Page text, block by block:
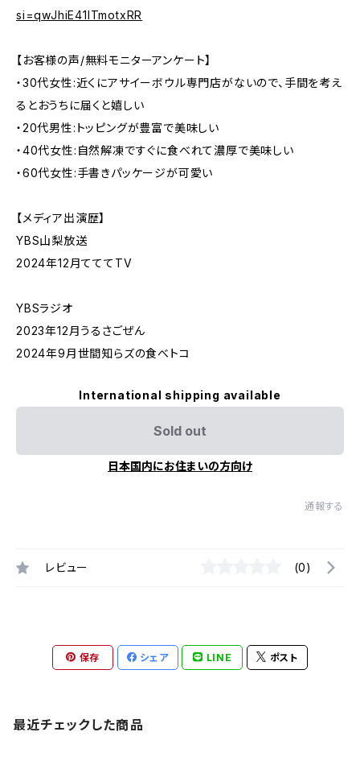
si=qwJhiE41ITmotxRR
【お客様の声/無料モニターアンケート】
・30代女性:近くにアサイーボウル専門店がないので、手間を考え
るとおうちに届くと嬉しい
・20代男性:トッピングが豊富で美味しい
・40代女性:自然解凍ですぐに食べれて濃厚で美味しい
・60代女性:手書きパッケージが可愛い
【メディア出演歴】
YBS山梨放送
2024年12月てててTV
YBSラジオ
2023年12月うるさごぜん
2024年9月世間知らズの食べトコ
International shipping available
Sold out
日本国内にお住まいの方向け
通報する
レビュー (0)
保存 シェア LINE ポスト
最近チェックした商品